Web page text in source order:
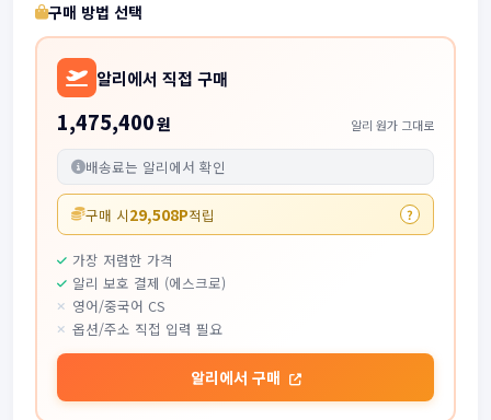
구매 방법 선택
알리에서 직접 구매
1,475,400원 알리 원가 그대로
배송료는 알리에서 확인
구매 시29,508P적립 ?
가장 저렴한 가격
알리 보호 결제 (에스크로)
영어/중국어 CS
옵션/주소 직접 입력 필요
알리에서 구매